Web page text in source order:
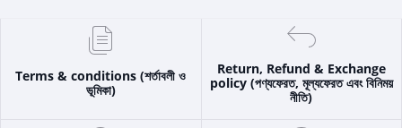
Terms & conditions (শর্তাবলী ও
ভূমিকা)
Return, Refund & Exchange
policy (পণ্যফেরত, মূল্যফেরত এবং বিনিময়
নীতি)